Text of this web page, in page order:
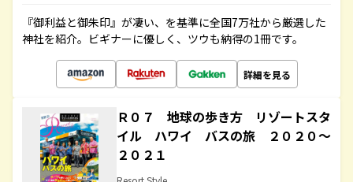
『御利益と御朱印』が凄い、を基準に全国7万社から厳選した
神社を紹介。ビギナーに優しく、ツウも納得の1冊です。
詳細を見る
Ｒ０７ 地球の歩き方 リゾートスタ
イル ハワイ バスの旅 ２０２０～
２０２１